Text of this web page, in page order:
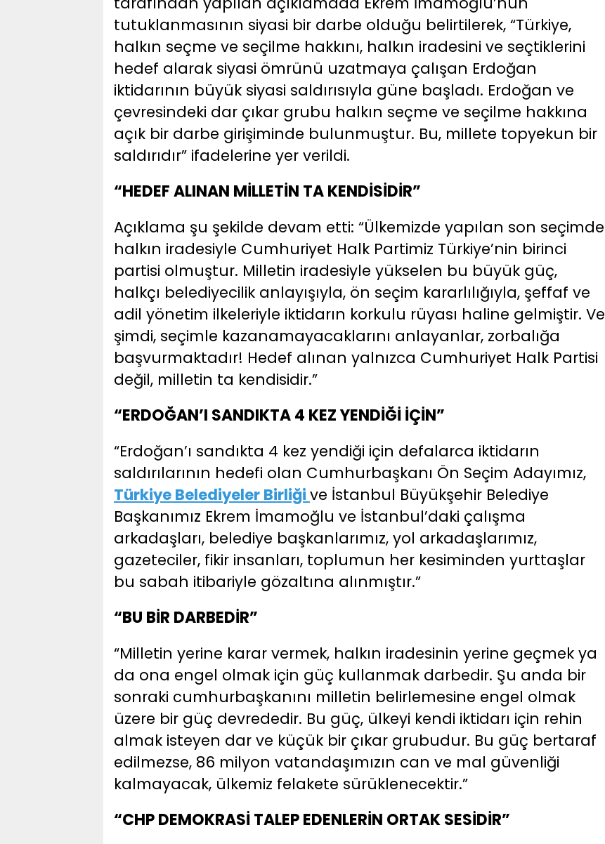
tutuklanmasının siyasi bir darbe olduğu belirtilerek, “Türkiye,
halkın seçme ve seçilme hakkını, halkın iradesini ve seçtiklerini
hedef alarak siyasi ömrünü uzatmaya çalışan Erdoğan
iktidarının büyük siyasi saldırısıyla güne başladı. Erdoğan ve
çevresindeki dar çıkar grubu halkın seçme ve seçilme hakkına
açık bir darbe girişiminde bulunmuştur. Bu, millete topyekun bir
saldırıdır” ifadelerine yer verildi.
“HEDEF ALINAN MİLLETİN TA KENDİSİDİR”
Açıklama şu şekilde devam etti: “Ülkemizde yapılan son seçimde
halkın iradesiyle Cumhuriyet Halk Partimiz Türkiye’nin birinci
partisi olmuştur. Milletin iradesiyle yükselen bu büyük güç,
halkçı belediyecilik anlayışıyla, ön seçim kararlılığıyla, şeffaf ve
adil yönetim ilkeleriyle iktidarın korkulu rüyası haline gelmiştir. Ve
şimdi, seçimle kazanamayacaklarını anlayanlar, zorbalığa
başvurmaktadır! Hedef alınan yalnızca Cumhuriyet Halk Partisi
değil, milletin ta kendisidir.”
“ERDOĞAN’I SANDIKTA 4 KEZ YENDİĞİ İÇİN”
“Erdoğan’ı sandıkta 4 kez yendiği için defalarca iktidarın
saldırılarının hedefi olan Cumhurbaşkanı Ön Seçim Adayımız,
Türkiye Belediyeler Birliği ve İstanbul Büyükşehir Belediye
Başkanımız Ekrem İmamoğlu ve İstanbul’daki çalışma
arkadaşları, belediye başkanlarımız, yol arkadaşlarımız,
gazeteciler, fikir insanları, toplumun her kesiminden yurttaşlar
bu sabah itibariyle gözaltına alınmıştır.”
“BU BİR DARBEDİR”
“Milletin yerine karar vermek, halkın iradesinin yerine geçmek ya
da ona engel olmak için güç kullanmak darbedir. Şu anda bir
sonraki cumhurbaşkanını milletin belirlemesine engel olmak
üzere bir güç devrededir. Bu güç, ülkeyi kendi iktidarı için rehin
almak isteyen dar ve küçük bir çıkar grubudur. Bu güç bertaraf
edilmezse, 86 milyon vatandaşımızın can ve mal güvenliği
kalmayacak, ülkemiz felakete sürüklenecektir.”
“CHP DEMOKRASİ TALEP EDENLERİN ORTAK SESİDİR”